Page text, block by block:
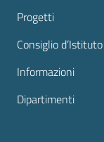
Progetti
Consiglio d’Istituto
Informazioni
Dipartimenti